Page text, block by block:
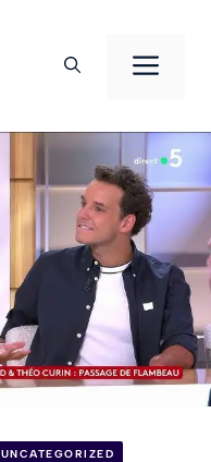
UNCATEGORIZED